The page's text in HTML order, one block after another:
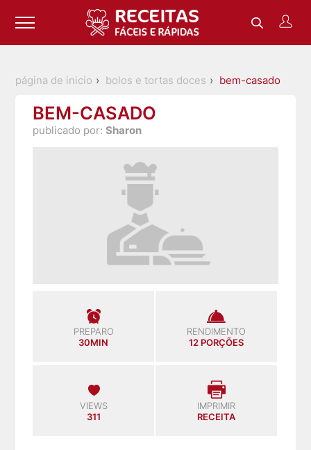
página de inicio bolos e tortas doces bem-casado
BEM-CASADO
publicado por: Sharon
PREPARO
30MIN
RENDIMENTO
12 PORÇÕES
VIEWS
311
IMPRIMIR
RECEITA